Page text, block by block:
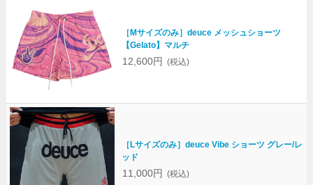
［Mサイズのみ］deuce メッシュショーツ
【Gelato】マルチ
12,600円 (税込)
［Lサイズのみ］deuce Vibe ショーツ グレー/レ
ッド
11,000円 (税込)